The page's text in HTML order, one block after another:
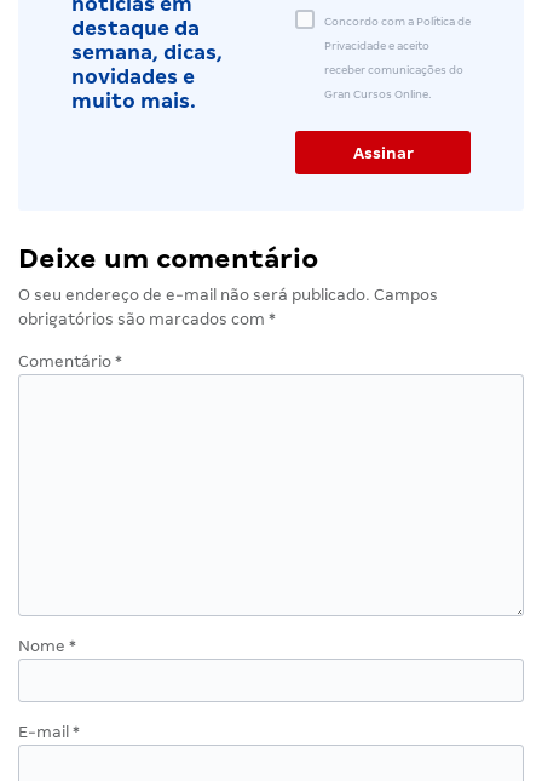
destaque da
semana, dicas,
novidades e
muito mais.
Concordo com a Política de
Privacidade e aceito
receber comunicações do
Gran Cursos Online.
Deixe um comentário
O seu endereço de e-mail não será publicado. Campos
obrigatórios são marcados com *
Comentário *
Nome *
E-mail *